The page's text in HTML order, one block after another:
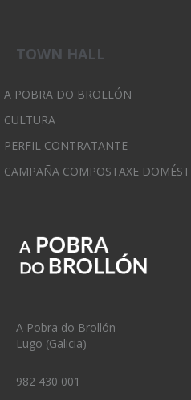
TOWN HALL
A POBRA DO BROLLÓN
CULTURA
PERFIL CONTRATANTE
CAMPAÑA COMPOSTAXE
A Pobra do Brollón
Lugo (Galicia)
982 430 001